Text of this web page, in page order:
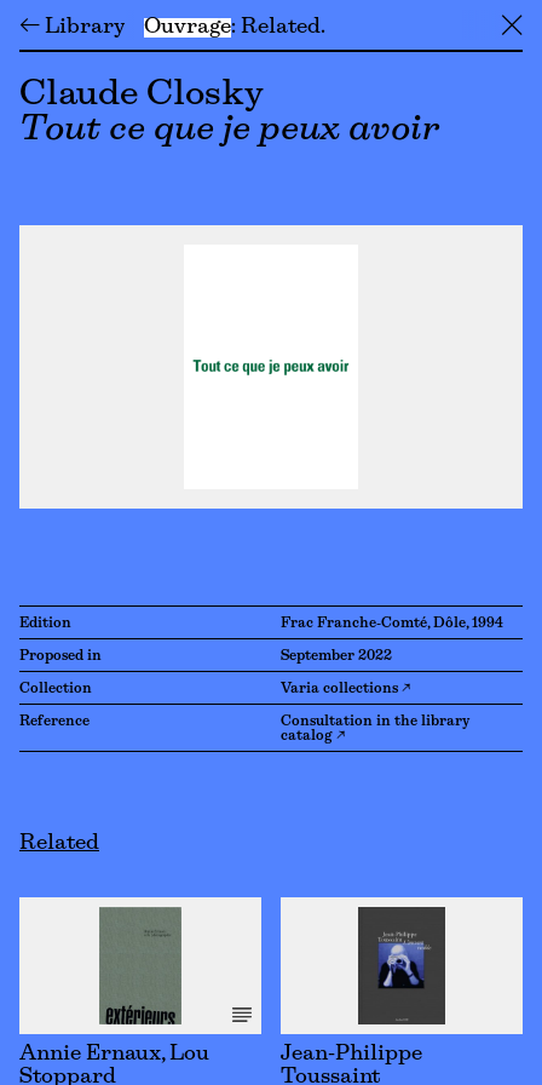
← Library Ouvrage Related ╳
Claude Closky
Tout ce que je peux avoir
Edition Frac Franche-Comté, Dôle, 1994
Proposed in September 2022
Collection Varia collections ↗
Reference
Consultation in the library
catalog ↗
Related
Annie Ernaux, Lou
Stoppard
Jean-Philippe
Toussaint